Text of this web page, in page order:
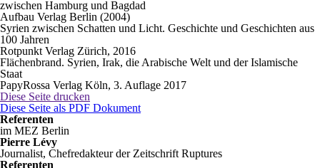
zwischen Hamburg und Bagdad
Aufbau Verlag Berlin (2004)
Syrien zwischen Schatten und Licht. Geschichte und Geschichten aus
100 Jahren
Rotpunkt Verlag Zürich, 2016
Flächenbrand. Syrien, Irak, die Arabische Welt und der Islamische
Staat
PapyRossa Verlag Köln, 3. Auflage 2017
Diese Seite drucken
Diese Seite als PDF Dokument
Referenten
im MEZ Berlin
Pierre Lévy
Journalist, Chefredakteur der Zeitschrift Ruptures
Referenten